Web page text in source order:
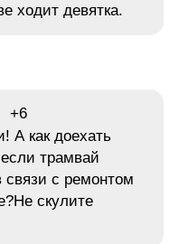
ходит девятка.
+6
А как доехать
трамвай
связи с ремонтом
скулите